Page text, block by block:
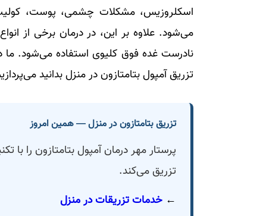
اسکلروزیس، مشکلات چشمی، پوست، کولیت
می‌شود. علاوه بر این، در درمان برخی از
نادرست غده فوق کلیوی استفاده می‌شود. ما
تزریق آمپول بتامتازون در منزل بدانید
تزریق بتامتازون در منزل — همین امروز
پرستار مهر درمان آمپول بتامتازون را
تزریق می‌کند.
← خدمات تزریقات در منزل